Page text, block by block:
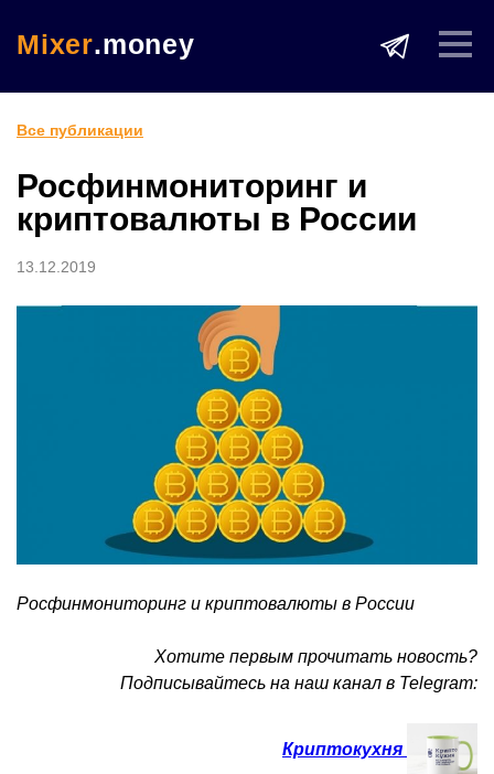
Mixer.money
Все публикации
Росфинмониторинг и
криптовалюты в России
13.12.2019
Росфинмониторинг и криптовалюты в России
Хотите первым прочитать новость?
Подписывайтесь на наш канал в Telegram:
Криптокухня